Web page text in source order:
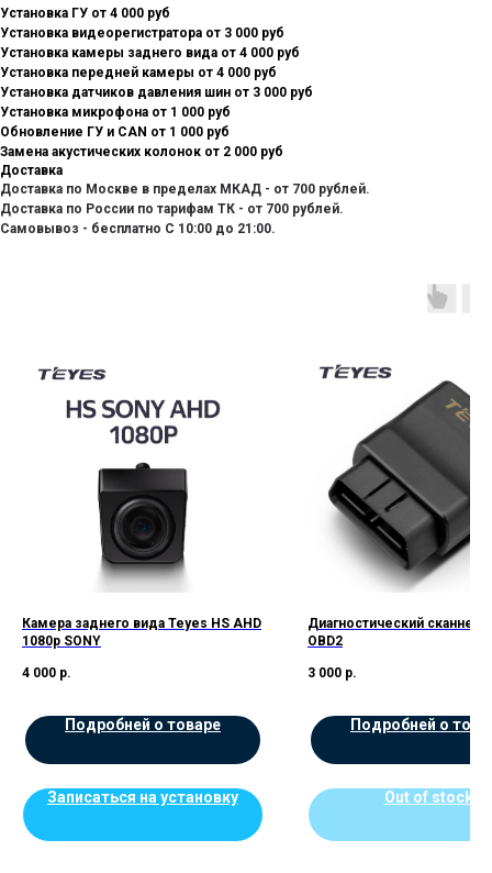
Установка ГУ от 4 000 руб
Установка видеорегистратора от 3 000 руб
Установка камеры заднего вида от 4 000 руб
Установка передней камеры от 4 000 руб
Установка датчиков давления шин от 3 000 руб
Установка микрофона от 1 000 руб
Обновление ГУ и CAN от 1 000 руб
Замена акустических колонок от 2 000 руб
Доставка
Доставка по Москве в пределах МКАД - от 700 рублей.
Доставка по России по тарифам ТК - от 700 рублей.
Самовывоз - бесплатно С 10:00 до 21:00.
Камера заднего вида Teyes HS AHD
1080p SONY
4 000 р.
Подробней о товаре
Записаться на установку
Диагностический сканнер
OBD2
3 000 р.
Подробней о
Out of stock